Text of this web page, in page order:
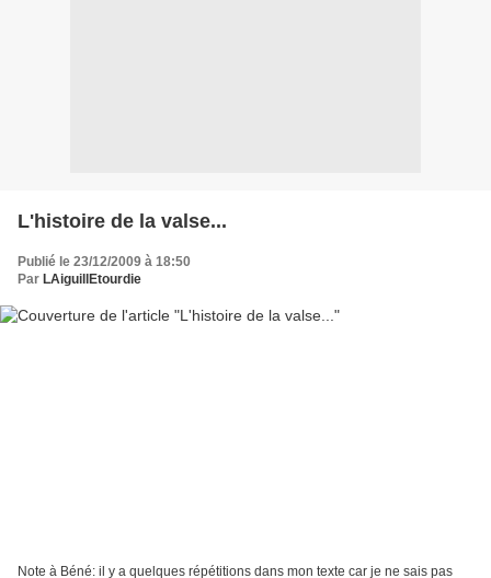
L'histoire de la valse...
Publié le 23/12/2009 à 18:50
Par LAiguillEtourdie
Note à Béné: il y a quelques répétitions dans mon texte car je ne sais pas